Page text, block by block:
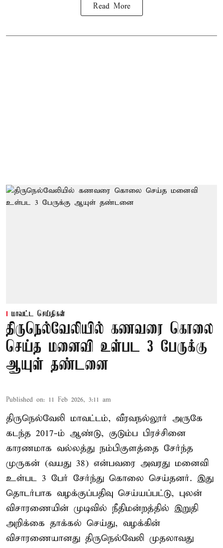
Read More
மாவட்ட செய்திகள்
திருநெல்வேலியில் கணவரை கொலை
செய்த மனைவி உள்பட 3 பேருக்கு
ஆயுள் தண்டனை
Published on: 11 Feb 2026, 3:11 am
திருநெல்வேலி மாவட்டம், வீரவநல்லூர் அருகே
கடந்த 2017-ம் ஆண்டு, குடும்ப பிரச்சினை
காரணமாக வல்லத்து நம்பிகுளத்தை சேர்ந்த
முருகன் (வயது 38) என்பவரை அவரது மனைவி
உள்பட 3 பேர் சேர்ந்து கொலை செய்தனர். இது
தொடர்பாக வழக்குப்பதிவு செய்யப்பட்டு, புலன்
விசாரணையின் முடிவில் நீதிமன்றத்தில் இறுதி
அறிக்கை தாக்கல் செய்து, வழக்கின்
விசாரணையானது திருநெல்வேலி முதலாவது